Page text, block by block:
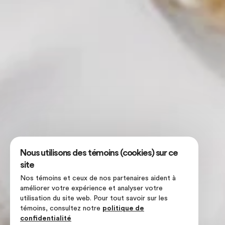
Nous utilisons des témoins (cookies) sur ce
site
Nos témoins et ceux de nos partenaires aident à
améliorer votre expérience et analyser votre
utilisation du site web. Pour tout savoir sur les
témoins, consultez notre politique de
confidentialité